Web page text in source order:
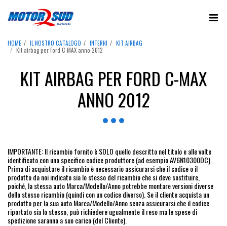
HOME IL NOSTRO CATALOGO INTERNI
KIT AIRBAG
Kit airbag per Ford C-MAX anno 2012
KIT AIRBAG PER FORD C-MAX
ANNO 2012
IMPORTANTE: Il ricambio fornito è SOLO quello descritto nel titolo e alle volte
identificato con uno specifico codice produttore (ad esempio AV6N10300DC).
Prima di acquistare il ricambio è necessario assicurarsi che il codice o il
prodotto da noi indicato sia lo stesso del ricambio che si deve sostituire,
poiché, la stessa auto Marca/Modello/Anno potrebbe montare versioni diverse
dello stesso ricambio (quindi con un codice diverso). Se il cliente acquista un
prodotto per la sua auto Marca/Modello/Anno senza assicurarsi che il codice
riportato sia lo stesso, può richiedere ugualmente il reso ma le spese di
spedizione saranno a suo carico (del Cliente).